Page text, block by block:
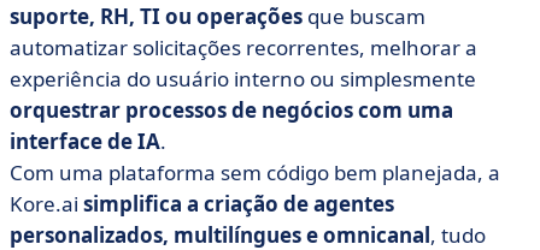
suporte, RH, TI ou operações que buscam
automatizar solicitações recorrentes, melhorar a
experiência do usuário interno ou simplesmente
orquestrar processos de negócios com uma
interface de IA.
Com uma plataforma sem código bem planejada, a
Kore.ai simplifica a criação de agentes
personalizados, multilíngues e omnicanal, tudo